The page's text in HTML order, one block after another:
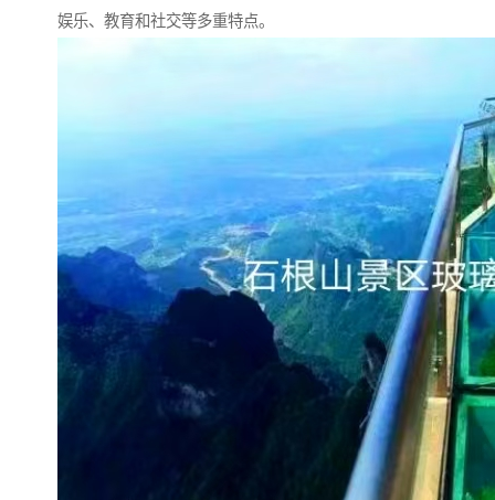
娱乐、教育和社交等多重特点。